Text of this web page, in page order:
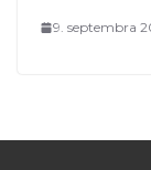
9. septembra